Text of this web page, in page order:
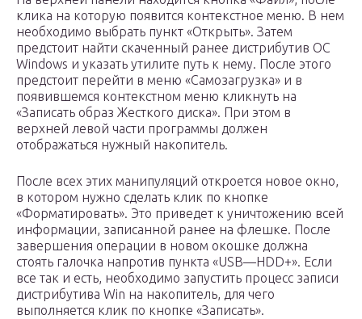
клика на которую появится контекстное меню. В нем
необходимо выбрать пункт «Открыть». Затем
предстоит найти скаченный ранее дистрибутив ОС
Windows и указать утилите путь к нему. После этого
предстоит перейти в меню «Самозагрузка» и в
появившемся контекстном меню кликнуть на
«Записать образ Жесткого диска». При этом в
верхней левой части программы должен
отображаться нужный накопитель.
После всех этих манипуляций откроется новое окно,
в котором нужно сделать клик по кнопке
«Форматировать». Это приведет к уничтожению всей
информации, записанной ранее на флешке. После
завершения операции в новом окошке должна
стоять галочка напротив пункта «USB—HDD+». Если
все так и есть, необходимо запустить процесс записи
дистрибутива Win на накопитель, для чего
выполняется клик по кнопке «Записать».